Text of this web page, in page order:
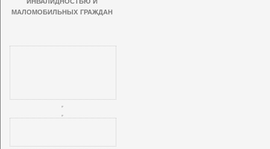
маломобильных граждан